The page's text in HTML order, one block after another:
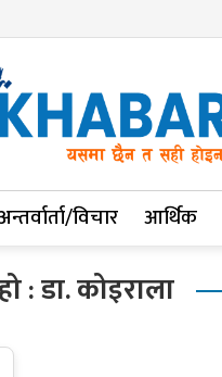
विचार आर्थिक
: डा. कोइराला